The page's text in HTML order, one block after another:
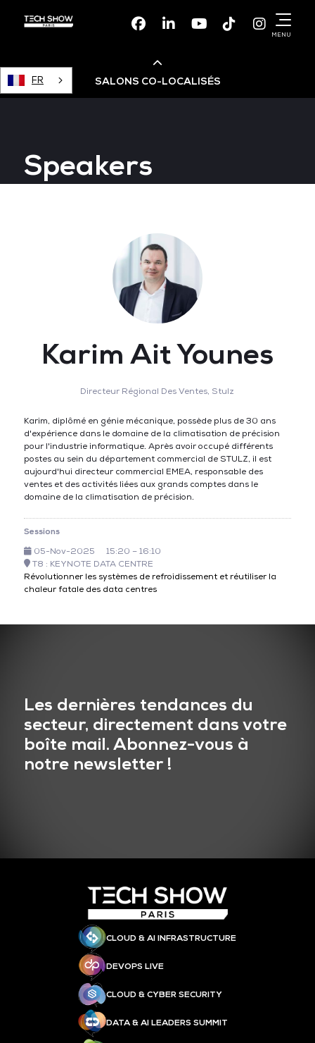
FacebookLinkedinYoutubeTikTok
MENU
FR SALONS CO-LOCALISÉS
Devops Live
Data & AI Leaders Summit
Speakers
Karim Ait Younes
Directeur Régional Des Ventes, Stulz
Karim, diplômé en génie mécanique, possède plus de 30 ans
d'expérience dans le domaine de la climatisation de précision
pour l'industrie informatique. Après avoir occupé différents
postes au sein du département commercial de STULZ, il est
aujourd'hui directeur commercial EMEA, responsable des
ventes et des activités liées aux grands comptes dans le
domaine de la climatisation de précision.
Sessions
05-Nov-2025
15:20 – 16:10
T8 : KEYNOTE DATA CENTRE
Révolutionner les systèmes de refroidissement et réutiliser la
chaleur fatale des data centres
Les dernières tendances du
secteur, directement dans votre
boîte mail. Abonnez-vous à
notre newsletter !
CLOUD & AI INFRASTRUCTURE
DEVOPS LIVE
CLOUD & CYBER SECURITY
DATA & AI LEADERS SUMMIT